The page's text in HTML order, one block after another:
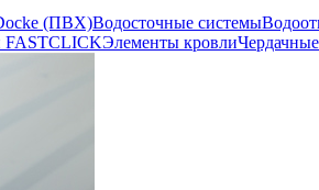
(ПВХ)Водосточные системы
FASTCLICKЭлементы кровли